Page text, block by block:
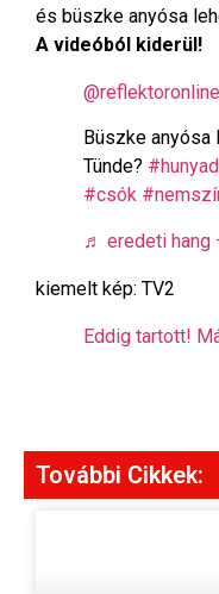
és büszke anyósa
A videóból kiderül!
@reflektoronline
Büszke anyósa
Tünde?
#csók
♬ eredeti hang
kiemelt kép: TV2
Eddig tartott!
További Cikkek: